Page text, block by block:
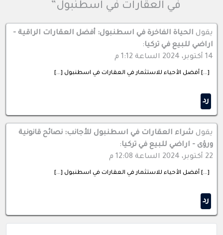
في العقارات في اسطنبول”
يقول الحياة الفاخرة في اسطنبول: أفضل العقارات الراقية -
اراضي للبيع في تركيا:
14 أكتوبر، 2024 الساعة 1:12 م
[…] أفضل الأحياء للاستثمار في العقارات في اسطنبول […]
رد
يقول شراء العقارات في اسطنبول للأجانب: نصائح قانونية
ورؤى - اراضي للبيع في تركيا:
22 أكتوبر، 2024 الساعة 12:08 م
[…] أفضل الأحياء للاستثمار في العقارات في اسطنبول […]
رد